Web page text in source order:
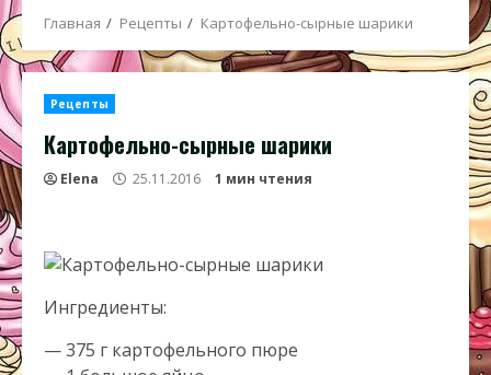
Главная Рецепты Картофельно-сырные шарики
Рецепты
Картофельно-сырные шарики
Elena 25.11.2016 1 мин чтения
Ингредиенты:
— 375 г картофельного пюре